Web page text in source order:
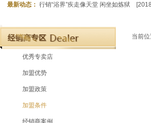
最新动态： 行销“浴界”疾走像天堂 闲坐如炼狱
优秀专卖店
加盟优势
加盟政策
加盟条件
经销商案例
当前位置